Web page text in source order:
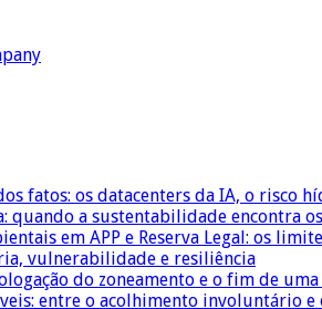
fatos: os datacenters da IA, o risco
quando a sustentabilidade encontra
em APP e Reserva Legal: os
vulnerabilidade e resiliência
do zoneamento e o fim de
entre o acolhimento involuntário